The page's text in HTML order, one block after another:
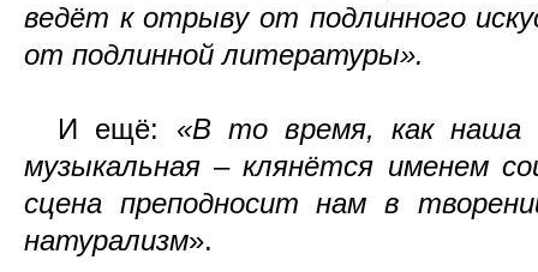
ведёт к отрыву от подлинного
от подлинной литературы».
И ещё: «В то время, как наша
музыкальная – клянётся именем
сцена преподносит нам в
натурализм».